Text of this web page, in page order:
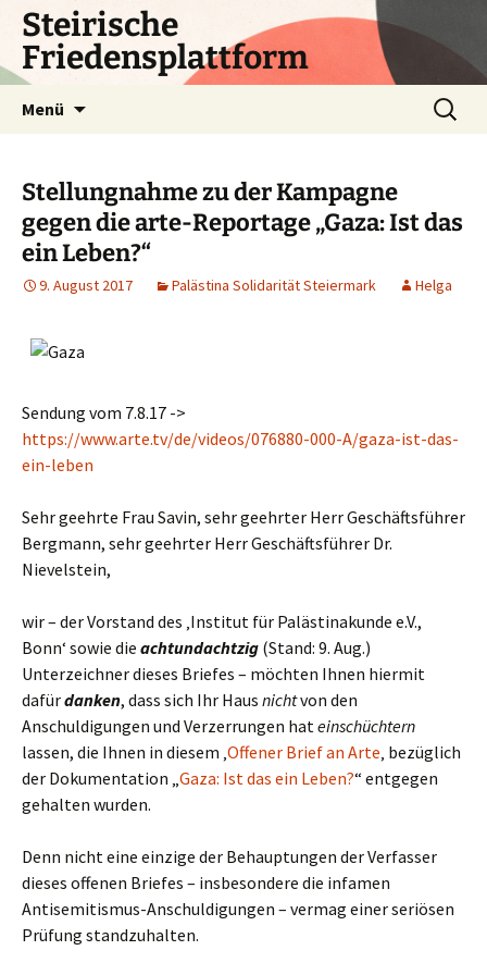
Zum
Inhalt
springen
Steirische
Friedensplattform
Menü
Suchen
nach:
Stellungnahme zu der Kampagne
gegen die arte-Reportage „Gaza: Ist das
ein Leben?“
9. August 2017 Palästina Solidarität Steiermark Helga
Sendung vom 7.8.17 ->
https://www.arte.tv/de/videos/076880-000-A/gaza-ist-das-
ein-leben
Sehr geehrte Frau Savin, sehr geehrter Herr Geschäftsführer
Bergmann, sehr geehrter Herr Geschäftsführer Dr.
Nievelstein,
wir – der Vorstand des ‚Institut für Palästinakunde e.V.,
Bonn‘ sowie die achtundachtzig (Stand: 9. Aug.)
Unterzeichner dieses Briefes – möchten Ihnen hiermit
dafürdanken, dass sich Ihr Haus nichtvon den
Anschuldigungen und Verzerrungen hateinschüchtern
lassen, die Ihnen in diesem ‚Offener Brief an Arte‚ bezüglich
der Dokumentation „Gaza: Ist das ein Leben?“ entgegen
gehalten wurden.
Denn nicht eine einzige der Behauptungen der Verfasser
dieses offenen Briefes – insbesondere die infamen
Antisemitismus-Anschuldigungen – vermag einer seriösen
Prüfung standzuhalten.